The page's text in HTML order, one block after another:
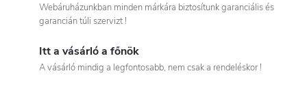
Webáruházunkban minden márkára biztosítunk garanciális és
garancián túli szervizt !
Itt a vásárló a főnök
A vásárló mindig a legfontosabb, nem csak a rendeléskor !